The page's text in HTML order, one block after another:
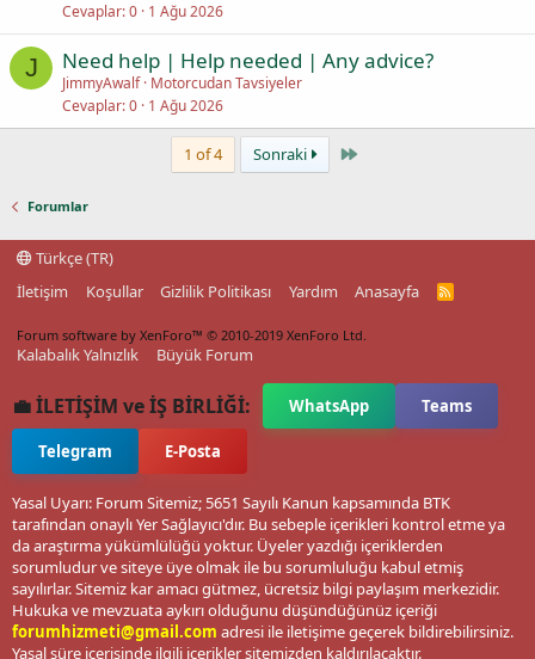
Cevaplar 0 1 Ağu 2026
J Need help | Help needed | Any advice?
JimmyAwalf Motorcudan Tavsiyeler
Cevaplar 0 1 Ağu 2026
1 of 4 Sonraki Last
Forumlar
Türkçe (TR)
İletişim
Koşullar Gizlilik Politikası Yardım Anasayfa
R
Forum software by XenForo™ © 2010-2019 XenForo Ltd.
Kalabalık Yalnızlık Büyük Forum
💼 İLETİŞİM ve İŞ BİRLİĞİ: WhatsApp Teams
Telegram E-Posta
Yasal Uyarı: Forum Sitemiz; 5651 Sayılı Kanun kapsamında BTK
tarafından onaylı Yer Sağlayıcı'dır. Bu sebeple içerikleri kontrol etme ya
da araştırma yükümlülüğü yoktur. Üyeler yazdığı içeriklerden
sorumludur ve siteye üye olmak ile bu sorumluluğu kabul etmiş
sayılırlar. Sitemiz kar amacı gütmez, ücretsiz bilgi paylaşım merkezidir.
Hukuka ve mevzuata aykırı olduğunu düşündüğünüz içeriği
forumhizmeti@gmail.com adresi ile iletişime geçerek bildirebilirsiniz.
Yasal süre içerisinde ilgili içerikler sitemizden kaldırılacaktır.